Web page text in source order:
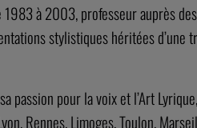
à 2003, professeur auprès
stylistiques héritées
passion pour la voix et l’Art
Rennes, Limoges, Toulon,